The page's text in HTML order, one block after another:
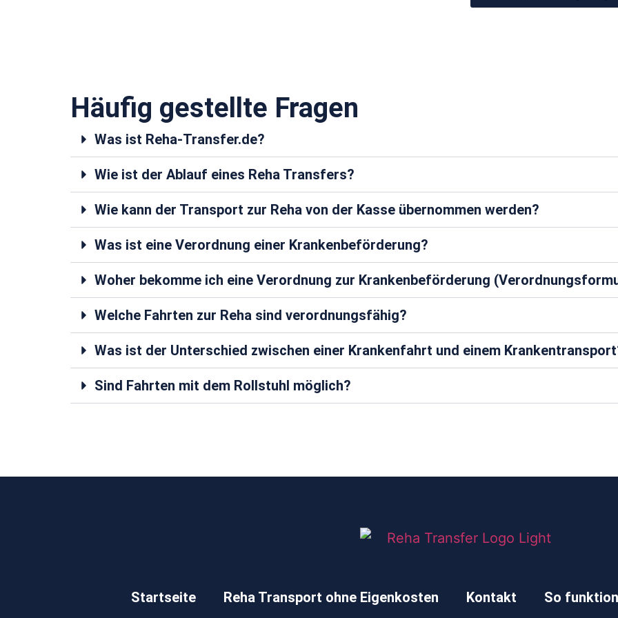
Häufig gestellte Fragen
Was ist Reha-Transfer.de?
Wie ist der Ablauf eines Reha Transfers?
Wie kann der Transport zur Reha von der Kasse übernommen werden?
Was ist eine Verordnung einer Krankenbeförderung?
Woher bekomme ich eine Verordnung zur Krankenbeförderung
Welche Fahrten zur Reha sind verordnungsfähig?
Was ist der Unterschied zwischen einer Krankenfahrt und einem
Sind Fahrten mit dem Rollstuhl möglich?
Startseite Reha Transport ohne Eigenkosten Kontakt So